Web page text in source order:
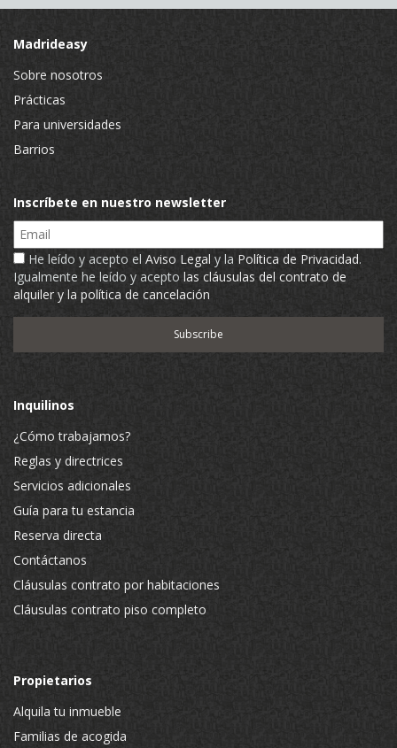
Madrideasy
Sobre nosotros
Prácticas
Para universidades
Barrios
Inscríbete en nuestro newsletter
Email
He leído y acepto el Aviso Legal y la Política de Privacidad.
Igualmente he leído y acepto las cláusulas del contrato de
alquiler y la política de cancelación
Inquilinos
¿Cómo trabajamos?
Reglas y directrices
Servicios adicionales
Guía para tu estancia
Reserva directa
Contáctanos
Cláusulas contrato por habitaciones
Cláusulas contrato piso completo
Propietarios
Alquila tu inmueble
Familias de acogida